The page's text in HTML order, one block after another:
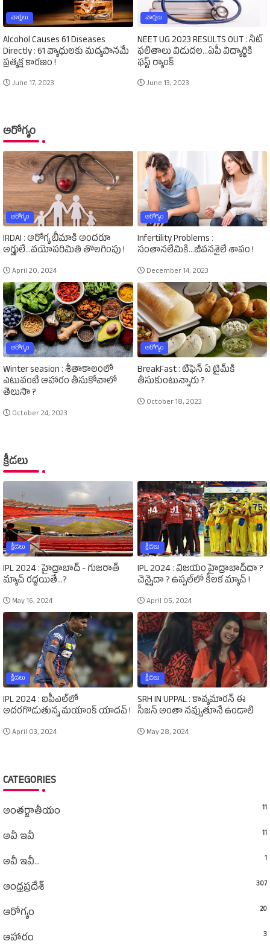
వార్తలు
Alcohol Causes 61 Diseases
Directly : 61 వ్యాధులకు మద్యపానమే
ప్రత్యక్ష కారణం !
June 17, 2023
వార్తలు
NEET UG 2023 RESULTS OUT : నీట్‌
ఫలితాలు విడుదల...ఏపీ విద్యార్థికి
ఫస్ట్‌ ర్యాంక్‌
June 13, 2023
ఆరోగ్యం
ఆరోగ్యం
IRDAI : ఆరోగ్య బీమాకి అందరూ
అర్హులే...వయోపరిమితి తొలగింపు !
April 20, 2024
ఆరోగ్యం
Infertility Problems :
సంతానలేమికి...జీవనశైలే శాపం !
December 14, 2023
ఆరోగ్యం
Winter seasion : శీతాకాలంలో
ఎటువంటి ఆహారం తీసుకోవాలో
తెలుసా ?
October 24, 2023
ఆరోగ్యం
BreakFast : టిఫెన్‌ ఏ టైమ్‌కి
తీసుకుంటున్నారు ?
October 18, 2023
క్రీడలు
క్రీడలు
IPL 2024 : హైద్రాబాద్‌ - గుజరాత్‌
మ్యాచ్‌ రద్దయితే...?
May 16, 2024
క్రీడలు
IPL 2024 : విజయం హైద్రాబాద్‌దా ?
చెన్నైదా ? ఉప్పల్‌లో కీలక మ్యాచ్‌ !
April 05, 2024
క్రీడలు
IPL 2024 : ఐపీఎల్‌లో
అదరగొడుతున్న మయాంక్‌ యాదవ్‌ !
April 03, 2024
క్రీడలు
SRH IN UPPAL : కావ్యమారన్‌ ఈ
సీజన్‌ అంతా నవ్వుతూనే ఉండాలి
May 28, 2024
CATEGORIES
అంతర్జాతీయం 11
అవీ ఇవీ 11
అవీ ఇవీ... 1
ఆంధ్రప్రదేశ్‌ 307
ఆరోగ్యం 20
ఆహారం 3